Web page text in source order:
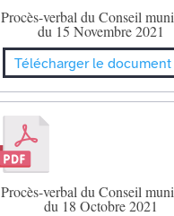
Procès-verbal du Conseil
du 15 Novembre 2021
Télécharger le document
Procès-verbal du Conseil
du 18 Octobre 2021